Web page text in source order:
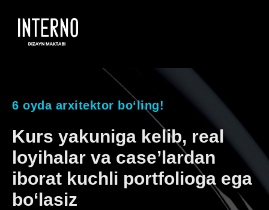
6 oyda arxitektor bo‘ling!
Kurs yakuniga kelib, real
loyihalar va case’lardan
iborat kuchli portfolioga ega
bo‘lasiz